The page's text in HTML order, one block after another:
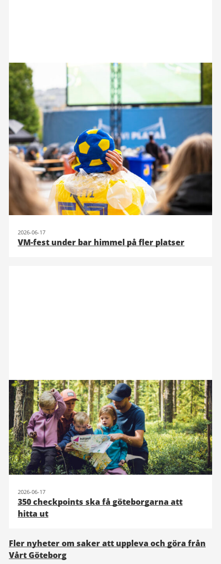
2026-06-17
VM-fest under bar himmel på fler platser
2026-06-17
350 checkpoints ska få göteborgarna att
hitta ut
Fler nyheter om saker att uppleva och göra från
Vårt Göteborg